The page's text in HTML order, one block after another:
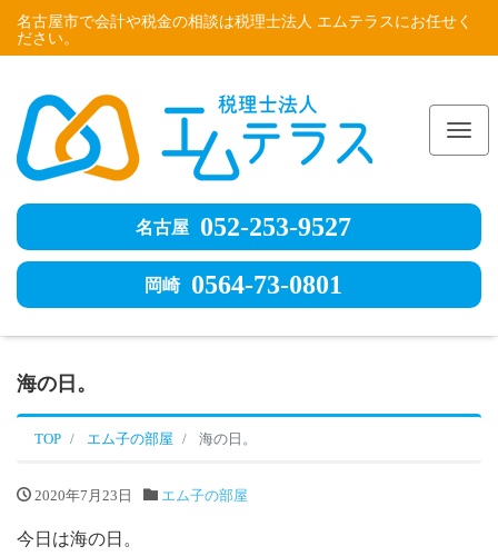
名古屋市で会計や税金の相談は税理士法人 エムテラスにお任せく
ださい。
名古屋 052-253-9527
岡崎 0564-73-0801
海の日。
TOP エム子の部屋 海の日。
2020年7月23日 エム子の部屋
今日は海の日。